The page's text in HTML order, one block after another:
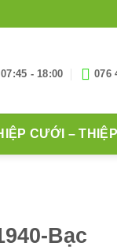
07:45 - 18:00 076
CƯỚI – THIỆP
Bạc